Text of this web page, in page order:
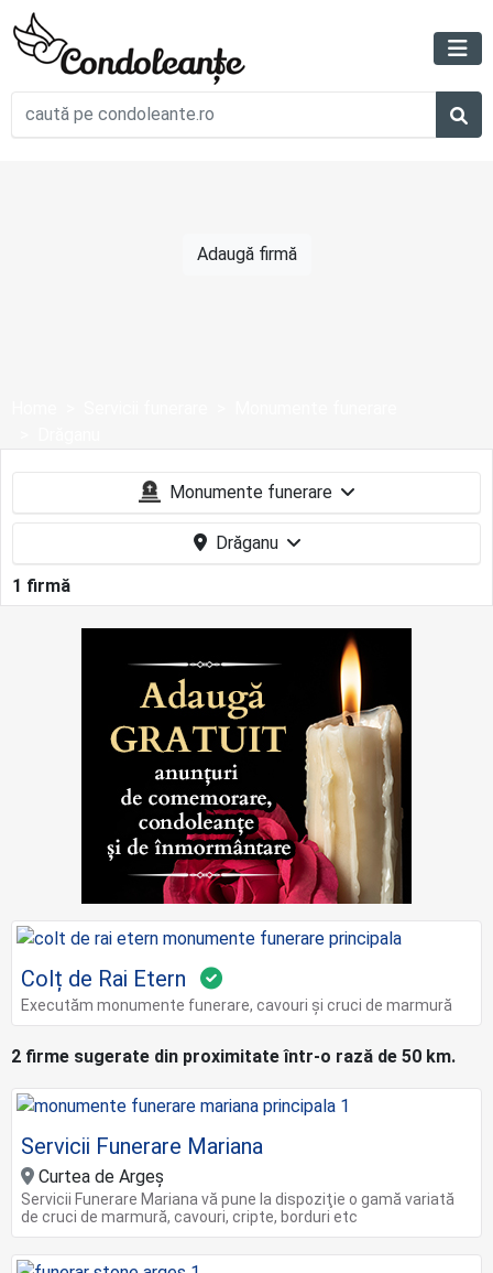
Adaugă firmă
1 firmă
Colț de Rai Etern
Executăm monumente funerare, cavouri și cruci de marmură
2 firme sugerate din proximitate într-o rază de 50 km.
Servicii Funerare Mariana
Curtea de Argeș
Servicii Funerare Mariana vă pune la dispoziţie o gamă variată
de cruci de marmură, cavouri, cripte, borduri etc